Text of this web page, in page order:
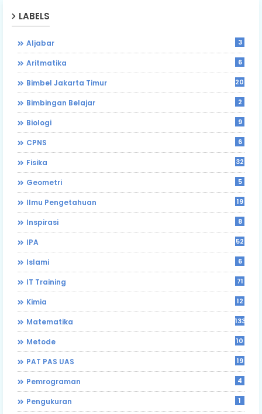
LABELS
Aljabar 3
Aritmatika 6
Bimbel Jakarta Timur 203
Bimbingan Belajar 2
Biologi 9
CPNS 6
Fisika 32
Geometri 5
Ilmu Pengetahuan 19
Inspirasi 8
IPA 52
Islami 6
IT Training 71
Kimia 12
Matematika 133
Metode 10
PAT PAS UAS 19
Pemrograman 4
Pengukuran 1